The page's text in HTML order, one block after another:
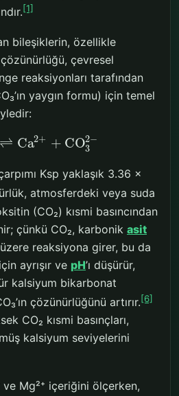
[1]
bileşiklerin, özellikle
çevresel
reaksiyonları tarafından
yaygın formu) için temel
⇌ Ca2+ + CO2−
3
Ksp yaklaşık 3.36 ×
atmosferdeki veya suda
(CO₂) kısmi basıncından
çünkü CO₂, karbonik asit
reaksiyona girer, bu da
ayrışır ve pH’ı düşürür,
kalsiyum bikarbonat
çözünürlüğünü artırır.[6]
CO₂ kısmi basınçları,
kalsiyum seviyelerini
Mg²⁺ içeriğini ölçerken,